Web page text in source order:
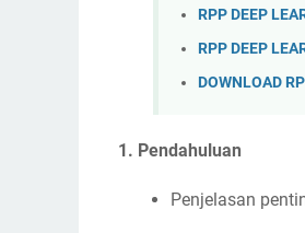
RPP DEEP
RPP DEEP
DOWNLOAD
1. Pendahuluan
Penjelasan